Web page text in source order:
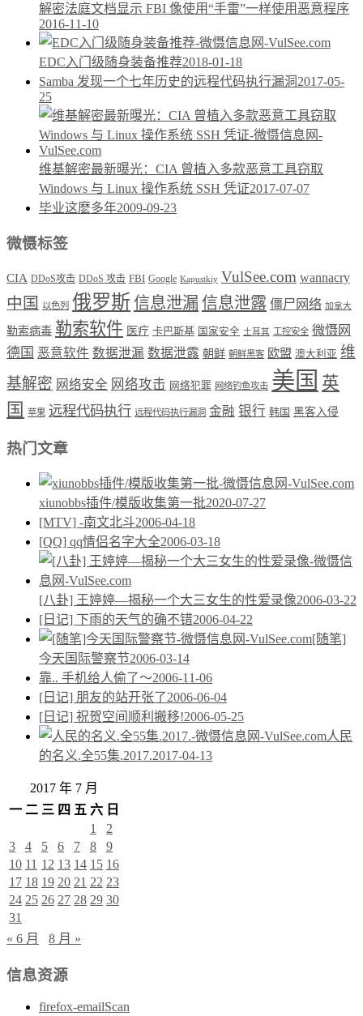
解密法庭文档显示 FBI 像使用“手雷”一样使用恶意程序
2016-11-10
EDC入门级随身装备推荐2018-01-18
Samba 发现一个七年历史的远程代码执行漏洞 2017-05-
25
维基解密最新曝光：CIA 曾植入多款恶意工具窃取
Windows 与 Linux 操作系统 SSH 凭证2017-07-07
毕业这麽多年2009-09-23
微慑标签
CIA DDoS攻击 DDoS 攻击 FBI Google Kapustkiy VulSee.com wannacry
中国 以色列 俄罗斯信息泄漏信息泄露 僵尸网络 加拿大
勒索病毒 勒索软件 医疗 卡巴斯基 国家安全 土耳其 工控安全 微慑网
德国 恶意软件 数据泄漏 数据泄露 朝鲜 朝鲜黑客 欧盟 澳大利亚 维
基解密 网络安全 网络攻击 网络犯罪 网络钓鱼攻击 美国 英
国
苹果 远程代码执行 远程代码执行漏洞 金融 银行 韩国 黑客入侵
热门文章
xiunobbs插件/模版收集第一批2020-07-27
[MTV] -南文北斗2006-04-18
[QQ] qq情侣名字大全2006-03-18
[八卦] 王婷婷—揭秘一个大三女生的性爱录像2006-03-22
[日记] 下雨的天气的确不错2006-04-22
[随笔]
今天国际警察节2006-03-14
靠.. 手机给人偷了～2006-11-06
[日记] 朋友的站开张了2006-06-04
[日记] 祝贺空间顺利搬移!2006-05-25
人民
的名义.全55集.2017.2017-04-13
2017 年 7 月
一 二 三 四 五 六 日
1
2
3
4 5 6 7 8
9
10 11 12 13 14 15 16
17 18 19 20 21 22 23
24 25 26 27 28 29 30
31
« 6 月
8 月 »
信息资源
firefox-emailScan